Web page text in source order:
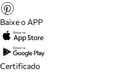
Baixe o APP
Certificado